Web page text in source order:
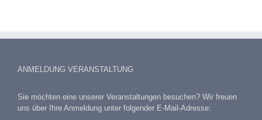
ANMELDUNG VERANSTALTUNG
Sie möchten eine unserer Veranstaltungen besuchen? Wir freuen
uns über Ihre Anmeldung unter folgender E-Mail-Adresse: